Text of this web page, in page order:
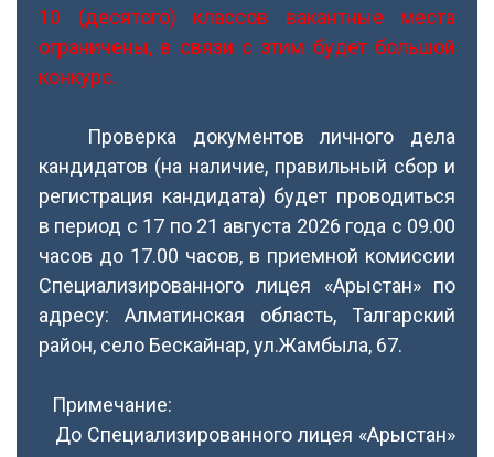
10 (десятого) классов вакантные места
ограничены, в связи с этим будет большой
конкурс.
Проверка документов личного дела
кандидатов (на наличие, правильный сбор и
регистрация кандидата) будет проводиться
в период с 17 по 21 августа 2026 года с 09.00
часов до 17.00 часов, в приемной комиссии
Специализированного лицея «Арыстан» по
адресу: Алматинская область, Талгарский
район, село Бескайнар, ул.Жамбыла, 67.
Примечание:
До Специализированного лицея «Арыстан»